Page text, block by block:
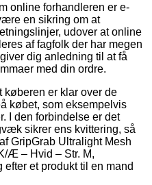
online forhandleren er e-
en sikring om at
udover at online
af fagfolk der har megen
dig anledning til at få
med din ordre.
køberen er klar over de
købet, som eksempelvis
I den forbindelse er det
sikrer ens kvittering, så
GripGrab Ultralight Mesh
Æ – Hvid – Str. M,
et produkt til en mand